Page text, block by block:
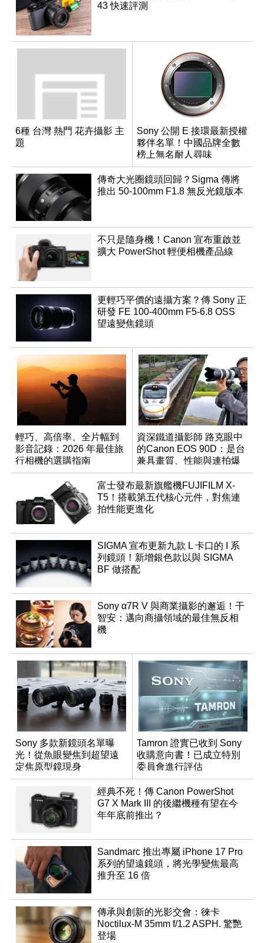
43 快速評測
6種 台灣 熱門 花卉攝影 主
題
Sony 公開 E 接環最新授權
夥伴名單！中國品牌全數
榜上無名耐人尋味
傳奇大光圈鏡頭回歸？Sigma 傳將
推出 50-100mm F1.8 無反光鏡版本
不只是隨身機！Canon 宣布重啟並
擴大 PowerShot 輕便相機產品線
更輕巧平價的遠攝方案？傳 Sony 正
研發 FE 100-400mm F5-6.8 OSS
望遠變焦鏡頭
輕巧、高倍率、全片幅到
影音記錄：2026 年最佳旅
行相機的選購指南
資深鐵道攝影師 路克眼中
的Canon EOS 90D：是台
兼具畫質、性能與連拍爆
發力的輕便單眼相機
富士發布最新旗艦機FUJIFILM X-
T5！搭載第五代核心元件，對焦連
拍性能更進化
SIGMA 宣布更新九款 L 卡口的 I 系
列鏡頭！新增銀色款以與 SIGMA
BF 做搭配
Sony α7R V 與商業攝影的邂逅！干
智安：邁向商攝領域的最佳無反相
機
Sony 多款新鏡頭名單曝
光！從魚眼變焦到超望遠
定焦原型鏡現身
Tamron 證實已收到 Sony
收購意向書！已成立特別
委員會進行評估
經典不死！傳 Canon PowerShot
G7 X Mark III 的後繼機種有望在今
年年底前推出？
Sandmarc 推出專屬 iPhone 17 Pro
系列的望遠鏡頭，將光學變焦最高
推升至 16 倍
傳承與創新的光影交會：徠卡
Noctilux-M 35mm f/1.2 ASPH. 驚艷
登場